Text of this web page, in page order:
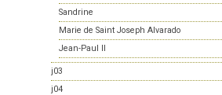
Sandrine
Marie de Saint Joseph Alvarado
Jean-Paul II
j03
j04